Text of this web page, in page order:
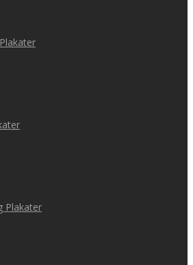
Plakater